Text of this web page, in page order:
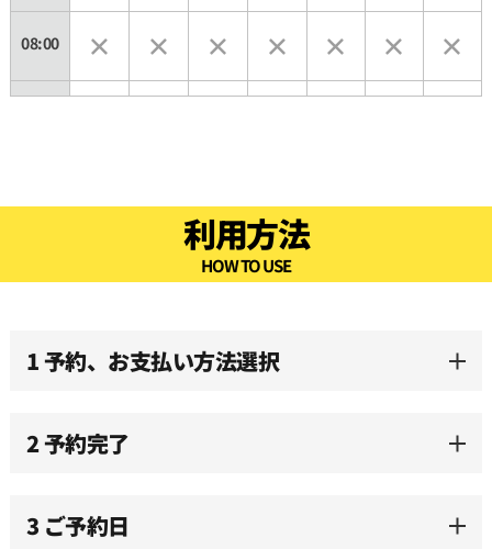
08:00
11:00
11:30
利用方法
HOW TO USE
1 予約、お支払い方法選択
2 予約完了
3 ご予約日